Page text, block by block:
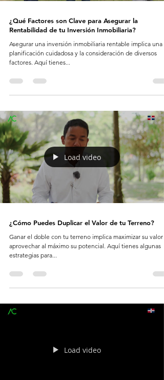
¿Qué Factores son Clave para Asegurar la
Rentabilidad de tu Inversión Inmobiliaria?
Asegurar una inversión inmobiliaria rentable implica una
planificación cuidadosa y la consideración de diversos
factores. Aquí tienes...
Load video
¿Cómo Puedes Duplicar el Valor de tu Terreno?
Ganar el doble con tu terreno implica maximizar su valor y
aprovechar al máximo su potencial. Aquí tienes algunas
estrategias para...
Load video